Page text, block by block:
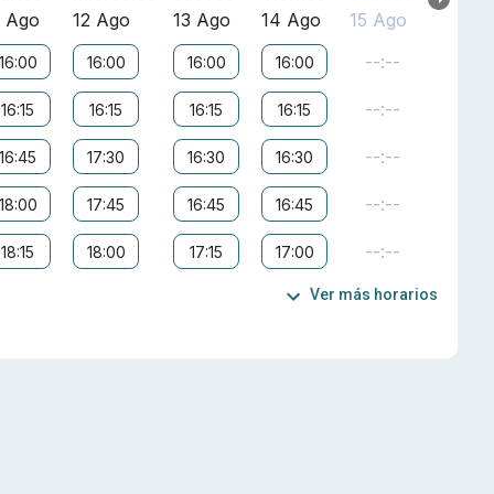
Ago
16:00
16:15
16:45
18:00
18:15
12 Ago
16:00
16:15
17:30
17:45
18:00
13 Ago
16:00
16:15
16:30
16:45
17:15
14 Ago
16:00
16:15
16:30
16:45
17:00
15 Ago
--:--
--:--
--:--
--:--
--:--
Ver más horarios